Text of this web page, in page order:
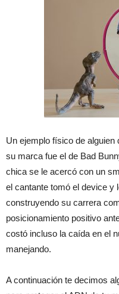
Un ejemplo físico de alguien
su marca fue el de Bad
chica se le acercó con un
el cantante tomó el device y
construyendo su carrera
posicionamiento positivo
costó incluso la caída en el
manejando.
A continuación te decimos